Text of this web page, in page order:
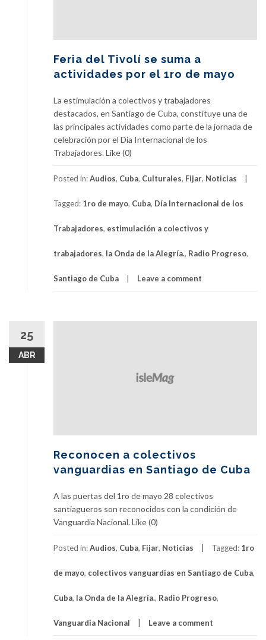
Feria del Tivolí se suma a
actividades por el 1ro de mayo
La estimulación a colectivos y trabajadores
destacados, en Santiago de Cuba, constituye una de
las principales actividades como parte de la jornada de
celebración por el Día Internacional de los
Trabajadores. Like (0)
Posted in:Audios, Cuba, Culturales, Fijar, Noticias
Tagged: 1ro de mayo, Cuba, Día Internacional de los
Trabajadores, estimulación a colectivos y
trabajadores, la Onda de la Alegría., Radio Progreso,
Santiago de Cuba Leave a comment
25
ABR
Reconocen a colectivos
vanguardias en Santiago de Cuba
A las puertas del 1ro de mayo 28 colectivos
santiagueros son reconocidos con la condición de
Vanguardia Nacional. Like (0)
Posted in:Audios, Cuba, Fijar, Noticias Tagged: 1ro
de mayo, colectivos vanguardias en Santiago de Cuba,
Cuba, la Onda de la Alegría., Radio Progreso,
Vanguardia Nacional Leave a comment